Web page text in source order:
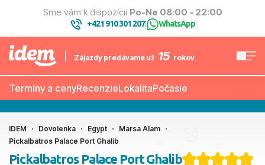
Sme vám k dispozícii Po-Ne 08:00 - 22:00
+421 910 301 207| WhatsApp
Zájazdy predávame už 15 rokov
Termíny a cenyRecenzieLokalitaPočasie
IDEM Dovolenka Egypt
Marsa Alam
Pickalbatros Palace Port Ghalib
Pickalbatros Palace Port Ghalib